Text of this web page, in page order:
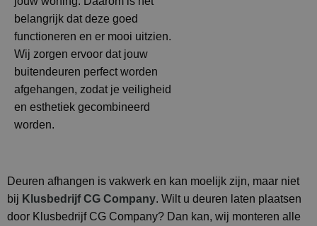
belangrijk dat deze goed
functioneren en er mooi uitzien.
Wij zorgen ervoor dat jouw
buitendeuren perfect worden
afgehangen, zodat je veiligheid
en esthetiek gecombineerd
worden.
Deuren afhangen is vakwerk en kan moelijk zijn, maar niet
bij Klusbedrijf CG Company. Wilt u deuren laten plaatsen
door Klusbedrijf CG Company? Dan kan, wij monteren alle